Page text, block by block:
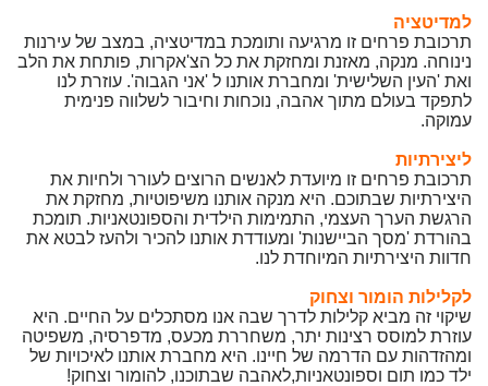
למדיטציה
תרכובת פרחים זו מרגיעה ותומכת במדיטציה, במצב של עירנות
נינוחה. מנקה, מאזנת ומחזקת את כל הצ'אקרות, פותחת את הלב
ואת 'העין השלישית' ומחברת אותנו ל 'אני הגבוה'. עוזרת לנו
לתפקד בעולם מתוך אהבה, נוכחות וחיבור לשלווה פנימית
עמוקה.
ליצירתיות
תרכובת פרחים זו מיועדת לאנשים הרוצים לעורר ולחיות את
היצירתיות שבתוכם. היא מנקה אותנו משיפוטיות, מחזקת את
הרגשת הערך העצמי, התמימות הילדית והספונטאניות. תומכת
בהורדת 'מסך הביישנות' ומעודדת אותנו להכיר ולהעז לבטא את
חדוות היצירתיות המיוחדת לנו.
לקלילות הומור וצחוק
שיקוי זה מביא קלילות לדרך שבה אנו מסתכלים על החיים. היא
עוזרת למוסס רצינות יתר, משחררת מכעס, מדפרסיה, משפיטה
ומהזדהות עם הדרמה של חיינו. היא מחברת אותנו לאיכויות של
ילד כמו תום וספונטאניות,לאהבה שבתוכנו, להומור וצחוק!